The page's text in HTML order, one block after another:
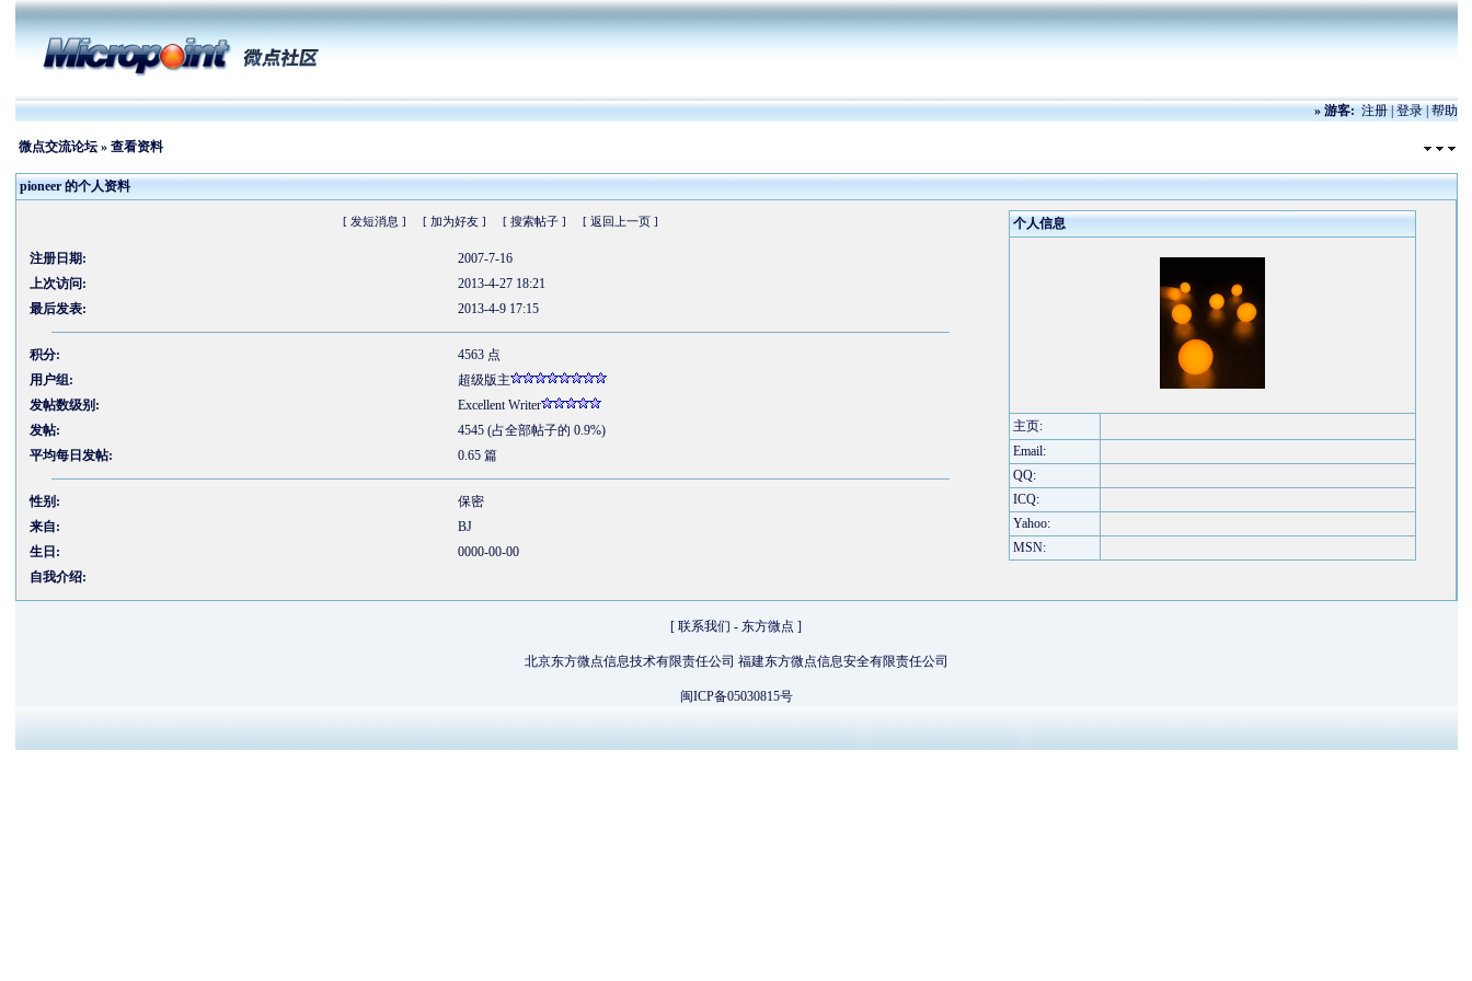
» 游客:注册|登录|帮助
微点交流论坛» 查看资料
pioneer 的个人资料
[ 发短消息 ] [ 加为好友 ] [ 搜索帖子 ] [ 返回上一页 ]
注册日期:
2007-7-16
上次访问:
2013-4-27 18:21
最后发表:
2013-4-9 17:15
积分:
4563 点
用户组:
超级版主
发帖数级别:
Excellent Writer
发帖:
4545 (占全部帖子的 0.9%)
平均每日发帖:
0.65 篇
性别:
保密
来自:
BJ
生日:
0000-00-00
自我介绍:
个人信息
主页:
Email:
QQ:
ICQ:
Yahoo:
MSN:
[ 联系我们 - 东方微点 ]
北京东方微点信息技术有限责任公司 福建东方微点信息安全有限责任公司
闽ICP备05030815号